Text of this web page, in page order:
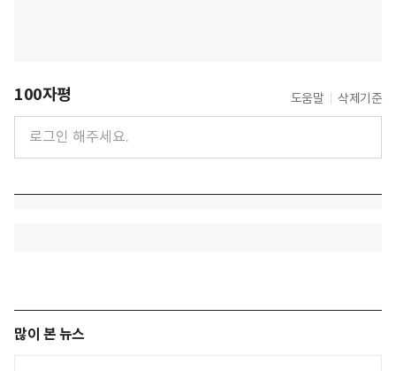
100자평 도움말 삭제기준
많이 본 뉴스